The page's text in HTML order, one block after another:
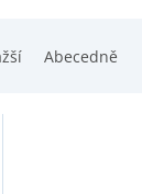
Abecedně